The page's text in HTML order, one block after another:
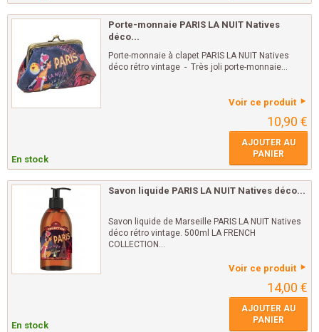
Porte-monnaie PARIS LA NUIT Natives
déco...
Porte-monnaie à clapet PARIS LA NUIT Natives
déco rétro vintage - Très joli porte-monnaie...
Voir ce produit
10,90 €
En stock
AJOUTER AU
PANIER
Savon liquide PARIS LA NUIT Natives déco...
Savon liquide de Marseille PARIS LA NUIT Natives
déco rétro vintage. 500ml LA FRENCH
COLLECTION...
Voir ce produit
14,00 €
En stock
AJOUTER AU
PANIER